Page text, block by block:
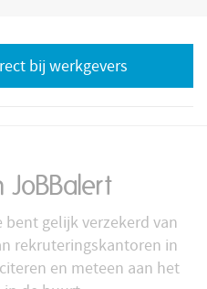
bij werkgevers
JoBBalert
bent gelijk verzekerd van
rekruteringskantoren in
en meteen aan het